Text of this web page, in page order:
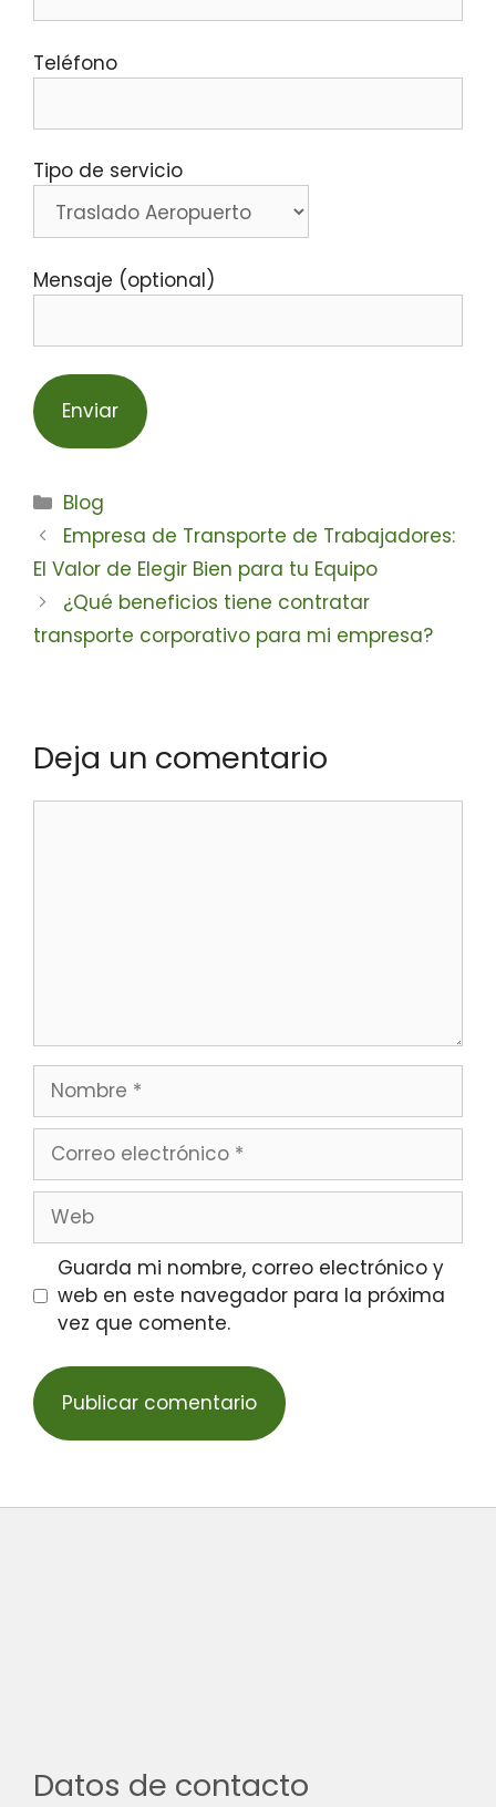
Teléfono
Tipo de servicio
Mensaje (optional)
Blog
Empresa de Transporte de Trabajadores:
El Valor de Elegir Bien para tu Equipo
¿Qué beneficios tiene contratar
transporte corporativo para mi empresa?
Deja un comentario
Guarda mi nombre, correo electrónico y
web en este navegador para la próxima
vez que comente.
Datos de contacto